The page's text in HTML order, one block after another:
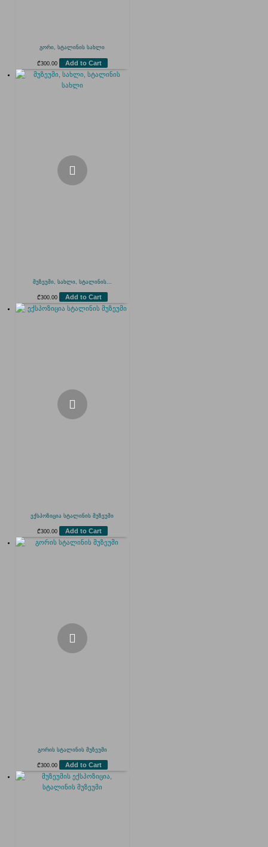
გორი, სტალინის სახლი
₾300.00 Add to Cart
მუზეუმი, სახლი, სტალინის...
₾300.00 Add to Cart
ექსპოზიცია სტალინის მუზეუმი
₾300.00 Add to Cart
გორის სტალინის მუზეუმი
₾300.00 Add to Cart